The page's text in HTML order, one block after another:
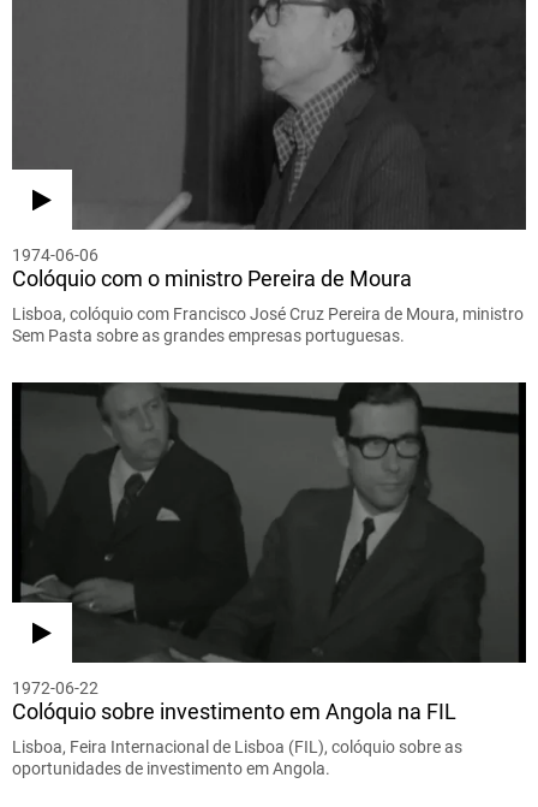
1974-06-06
Colóquio com o ministro Pereira de Moura
Lisboa, colóquio com Francisco José Cruz Pereira de Moura, ministro
Sem Pasta sobre as grandes empresas portuguesas.
1972-06-22
Colóquio sobre investimento em Angola na FIL
Lisboa, Feira Internacional de Lisboa (FIL), colóquio sobre as
oportunidades de investimento em Angola.